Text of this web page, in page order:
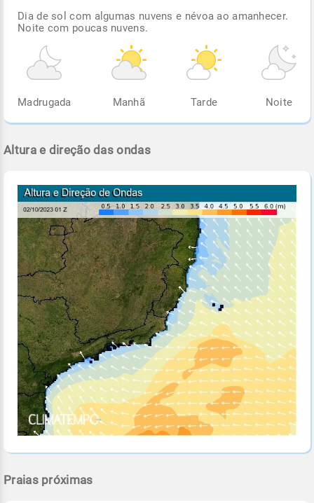
Dia de sol com algumas nuvens e névoa ao amanhecer.
Noite com poucas nuvens.
Madrugada Manhã Tarde Noite
Altura e direção das ondas
Praias próximas